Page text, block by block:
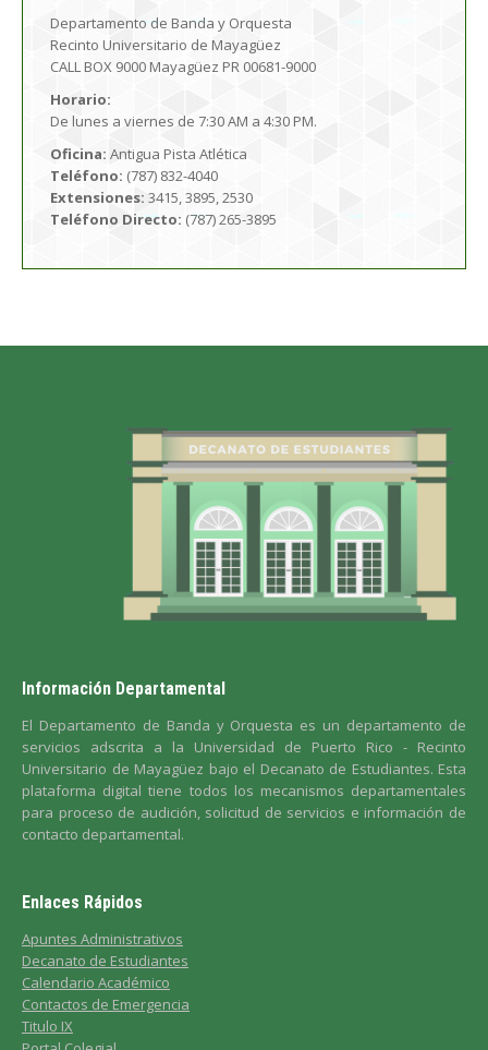
Departamento de Banda y Orquesta
Recinto Universitario de Mayagüez
CALL BOX 9000 Mayagüez PR 00681-9000
Horario:
De lunes a viernes de 7:30 AM a 4:30 PM.
Oficina: Antigua Pista Atlética
Teléfono: (787) 832-4040
Extensiones: 3415, 3895, 2530
Teléfono Directo: (787) 265-3895
Información Departamental
El Departamento de Banda y Orquesta es un departamento de
servicios adscrita a la Universidad de Puerto Rico - Recinto
Universitario de Mayagüez bajo el Decanato de Estudiantes. Esta
plataforma digital tiene todos los mecanismos departamentales
para proceso de audición, solicitud de servicios e información de
contacto departamental.
Enlaces Rápidos
Apuntes Administrativos
Decanato de Estudiantes
Calendario Académico
Contactos de Emergencia
Titulo IX